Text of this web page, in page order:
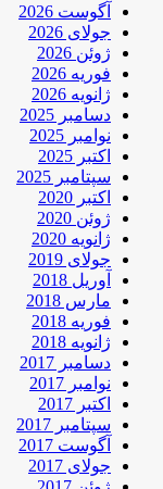
آگوست 2026
جولای 2026
ژوئن 2026
فوریه 2026
ژانویه 2026
دسامبر 2025
نوامبر 2025
اکتبر 2025
سپتامبر 2025
اکتبر 2020
ژوئن 2020
ژانویه 2020
جولای 2019
آوریل 2018
مارس 2018
فوریه 2018
ژانویه 2018
دسامبر 2017
نوامبر 2017
اکتبر 2017
سپتامبر 2017
آگوست 2017
جولای 2017